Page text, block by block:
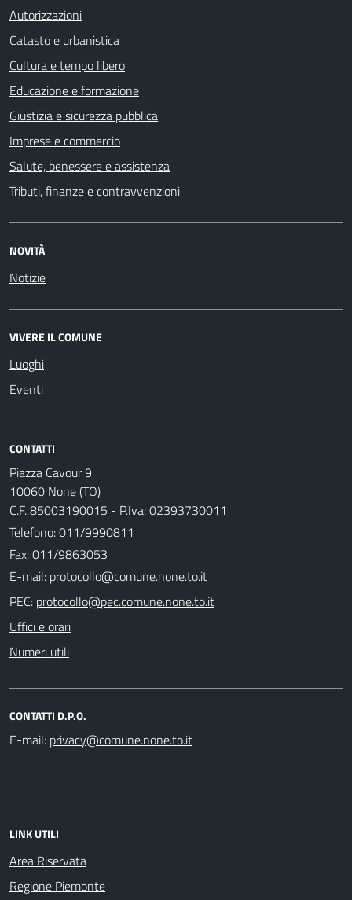
Autorizzazioni
Catasto e urbanistica
Cultura e tempo libero
Educazione e formazione
Giustizia e sicurezza pubblica
Imprese e commercio
Salute, benessere e assistenza
Tributi, finanze e contravvenzioni
NOVITÀ
Notizie
VIVERE IL COMUNE
Luoghi
Eventi
CONTATTI
Piazza Cavour 9
10060 None (TO)
C.F. 85003190015 - P.Iva: 02393730011
Telefono:011/9990811
Fax: 011/9863053
E-mail:
PEC:
Uffici e orari
Numeri utili
CONTATTI D.P.O.
E-mail:
LINK UTILI
Area Riservata
Regione Piemonte